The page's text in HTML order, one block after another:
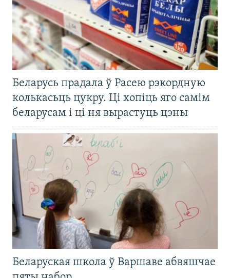
Беларусь прадала ў Расею рэкордную
колькасьць цукру. Ці хопіць яго самім
беларусам і ці ня вырастуць цэны
Беларуская школа ў Варшаве абвяшчае